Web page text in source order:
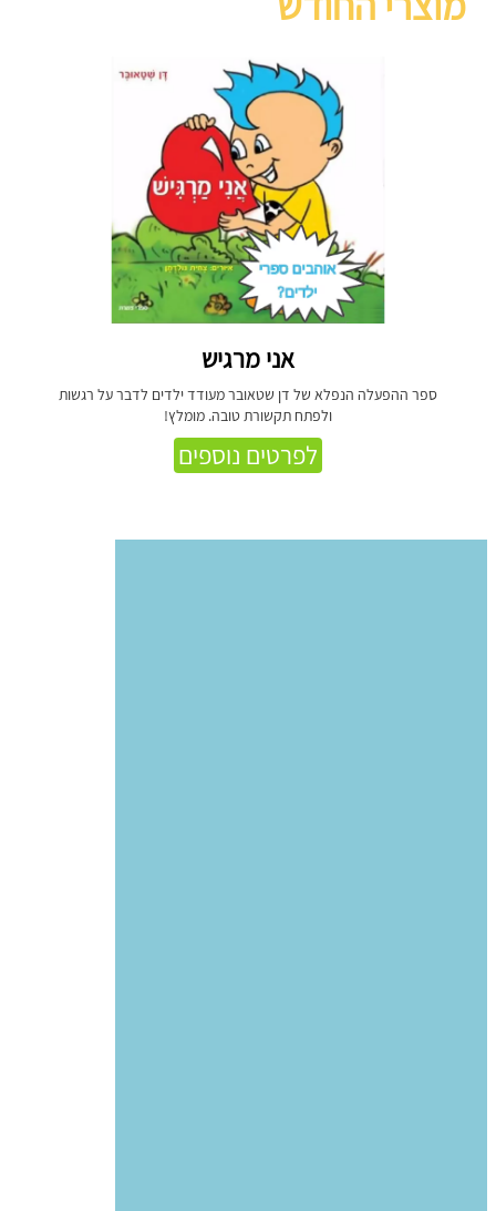
אני מרגיש
ספר ההפעלה הנפלא של דן שטאובר מעודד ילדים לדבר על רגשות
ולפתח תקשורת טובה. מומלץ!
לפרטים נוספים